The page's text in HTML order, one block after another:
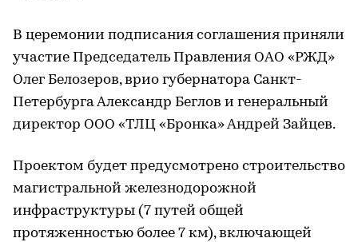
В церемонии подписания соглашения приняли
участие Председатель Правления ОАО «РЖД»
Олег Белозеров, врио губернатора Санкт-
Петербурга Александр Беглов и генеральный
директор ООО «ТЛЦ «Бронка» Андрей Зайцев.
Проектом будет предусмотрено строительство
магистральной железнодорожной
инфраструктуры (7 путей общей
протяженностью более 7 км), включающей